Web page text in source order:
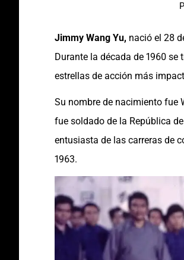
Jimmy Wang Yu, nació el 28
Durante la década de 1960
estrellas de acción más
Su nombre de nacimiento fue
fue soldado de la República
entusiasta de las carreras de
1963.